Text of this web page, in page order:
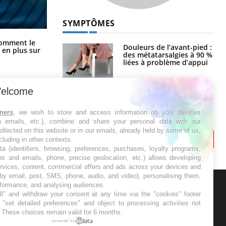
le
plus sur simple aurait changé la donne au
Pays basque
SYMPTÔMES
Douleurs de l’avant-pied :
des métatarsalgies à 90 %
liées à problème d’appui
améliorer l’hygiène
bucco-dentaire
les semaines les meilleures
, we wish to store and access information on your devices
emails, etc.), combine and share your personal data with our
on this website or in our emails, already held by some of us,
in other contexts.
(identifiers, browsing, preferences, purchases, loyalty programs,
and emails, phone, precise geolocation, etc.) allows developing
content, commercial offers and ads across your devices and
email, post, SMS, phone, audio, and video), personalising them,
and analysing audiences.
and withdraw your consent at any time via the "cookies" footer
detailed preferences" and object to processing activities not
choices remain valid for 6 months.
powered by